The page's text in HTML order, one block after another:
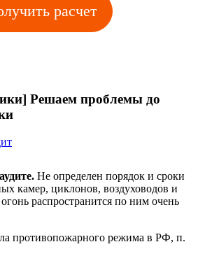
расчет
Решаем проблемы до
Не определен порядок и сроки
камер, циклонов, воздуховодов и
распространится по ним очень
противопожарного режима в РФ, п.